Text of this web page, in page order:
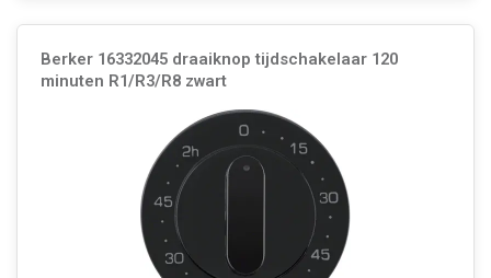
Berker 16332045 draaiknop tijdschakelaar 120
minuten R1/R3/R8 zwart